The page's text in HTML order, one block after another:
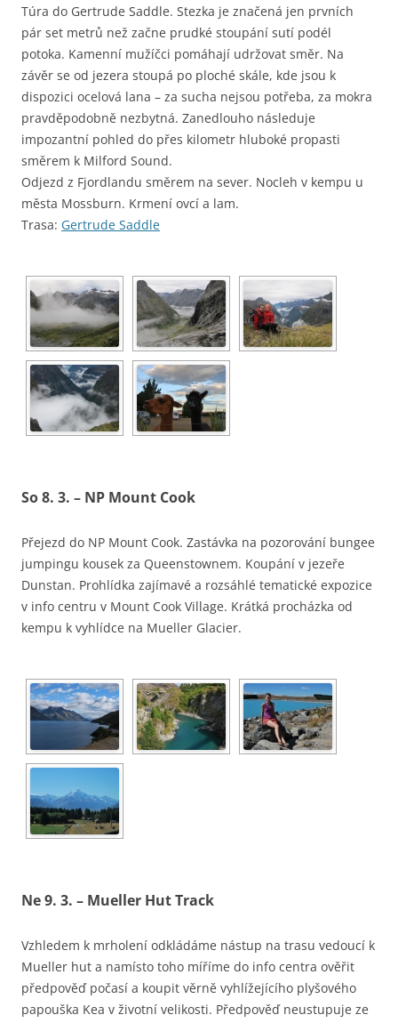
Túra do Gertrude Saddle. Stezka je značená jen prvních
pár set metrů než začne prudké stoupání sutí podél
potoka. Kamenní mužíčci pomáhají udržovat směr. Na
závěr se od jezera stoupá po ploché skále, kde jsou k
dispozici ocelová lana – za sucha nejsou potřeba, za mokra
pravděpodobně nezbytná. Zanedlouho následuje
impozantní pohled do přes kilometr hluboké propasti
směrem k Milford Sound.
Odjezd z Fjordlandu směrem na sever. Nocleh v kempu u
města Mossburn. Krmení ovcí a lam.
Trasa: Gertrude Saddle
So 8. 3. – NP Mount Cook
Přejezd do NP Mount Cook. Zastávka na pozorování bungee
jumpingu kousek za Queenstownem. Koupání v jezeře
Dunstan. Prohlídka zajímavé a rozsáhlé tematické expozice
v info centru v Mount Cook Village. Krátká procházka od
kempu k vyhlídce na Mueller Glacier.
Ne 9. 3. – Mueller Hut Track
Vzhledem k mrholení odkládáme nástup na trasu vedoucí k
Mueller hut a namísto toho míříme do info centra ověřit
předpověď počasí a koupit věrně vyhlížejícího plyšového
papouška Kea v životní velikosti. Předpověď neustupuje ze